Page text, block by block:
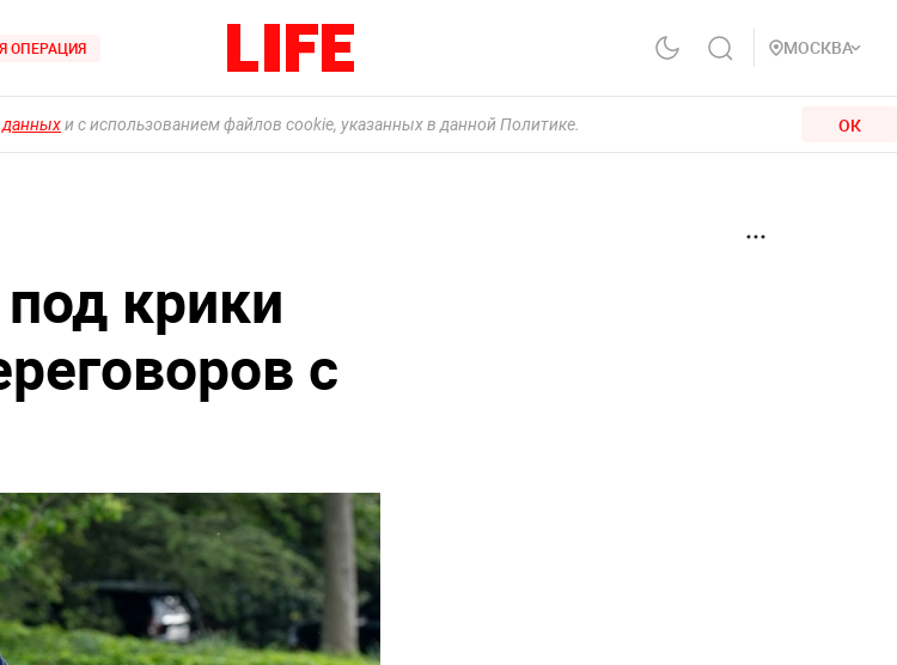
ОПЕРАЦИЯ МОСКВА
данныхи с использованием файлов cookie, указанных в данной Политике. ОК
крики
с